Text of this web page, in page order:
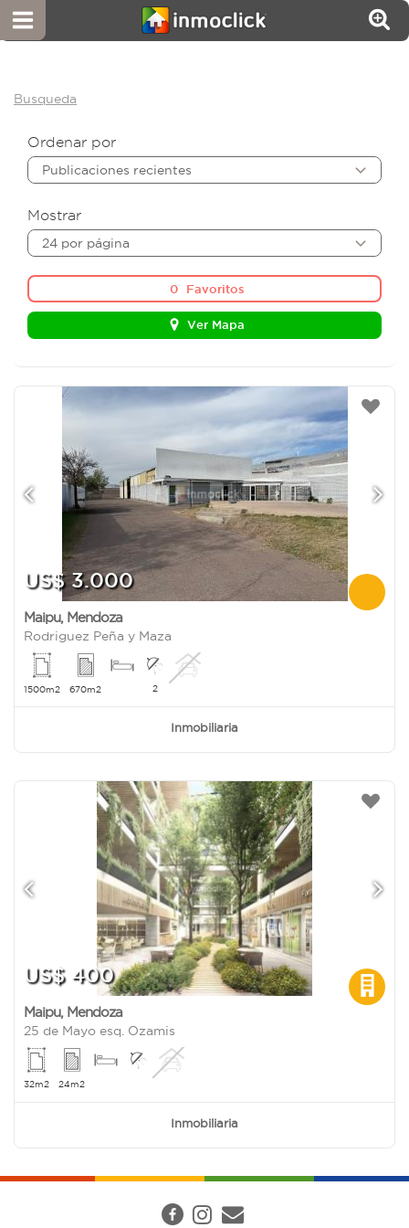
Busqueda
Ordenar por
Publicaciones recientes
Mostrar
24 por página
0 Favoritos
Ver Mapa
US$ 3.000
Maipu, Mendoza
Rodriguez Peña y Maza
1500m2 670m2 2
Inmobiliaria
US$ 400
Maipu, Mendoza
25 de Mayo esq. Ozamis
32m2 24m2
Inmobiliaria